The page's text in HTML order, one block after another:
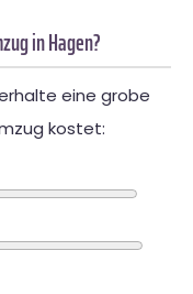
in Hagen?
eine grobe
kostet: